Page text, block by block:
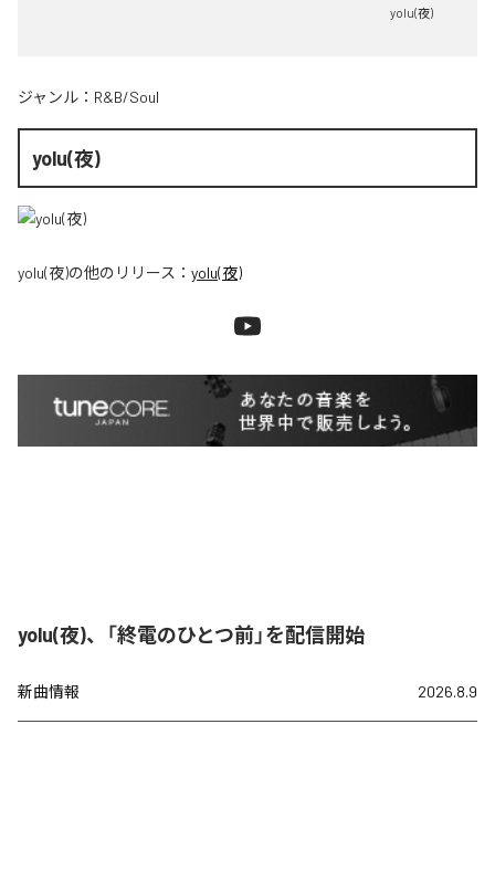
yolu(夜)
ジャンル： R&B/Soul
yolu(夜)
yolu(夜)の他のリリース： yolu(夜)
yolu(夜)、「終電のひとつ前」を配信開始
新曲情報 2026.8.9